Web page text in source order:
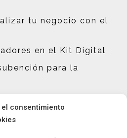
consentimiento
tu negocio con el
en el Kit Digital
para la